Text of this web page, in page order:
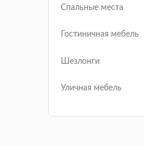
Спальные места
Гостиничная мебель
Шезлонги
Уличная мебель